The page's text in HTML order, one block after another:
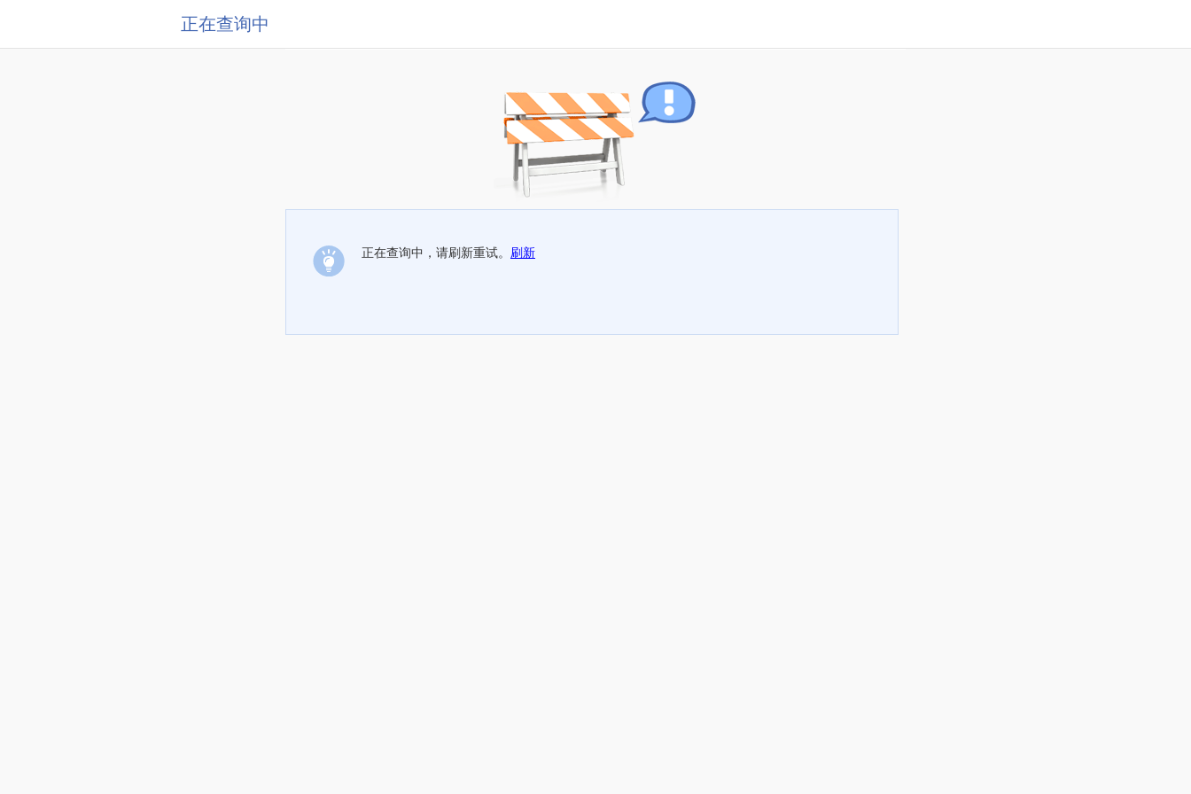
正在查询中
正在查询中，请刷新重试。 刷新